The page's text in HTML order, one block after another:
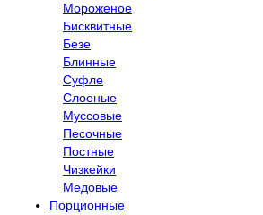
Мороженое
Бисквитные
Безе
Блинные
Суфле
Слоеные
Муссовые
Песочные
Постные
Чизкейки
Медовые
Порционные